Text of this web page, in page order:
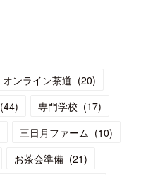
オンライン茶道 (20)
(44) 専門学校 (17)
三日月ファーム (10)
お茶会準備 (21)